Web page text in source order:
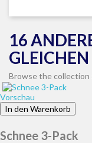
16
Browse the
Vorschau
In den Warenkorb
Schnee 3-Pack